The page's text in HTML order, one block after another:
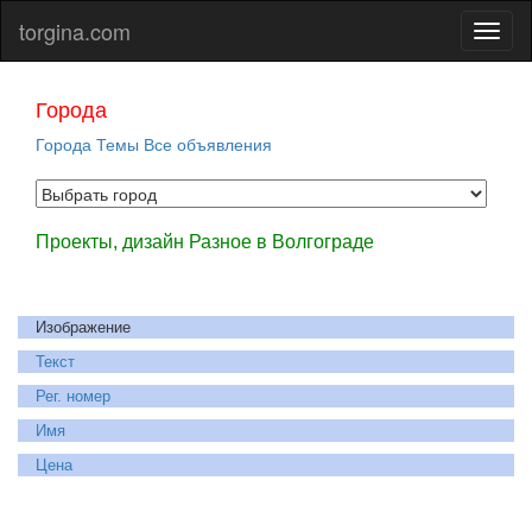
torgina.com
Города
Города Темы Все объявления
Проекты, дизайн Разное в Волгограде
Изображение
Текст
Рег. номер
Имя
Цена